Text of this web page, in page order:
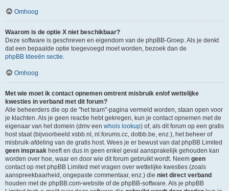
Omhoog
Waarom is de optie X niet beschikbaar?
Deze software is geschreven en eigendom van de phpBB-Groep. Als je denkt
dat een bepaalde optie toegevoegd moet worden, bezoek dan de
phpBB Ideeën sectie.
Omhoog
Met wie moet ik contact opnemen omtrent misbruik en/of wettelijke
kwesties in verband met dit forum?
Alle beheerders die op de "het team"-pagina vermeld worden, staan open voor
je klachten. Als je geen reactie hebt gekregen, kun je contact opnemen met de
eigenaar van het domein (dmv een whois lookup) of, als dit forum op een gratis
host staat (bijvoorbeeld xsbb.nl, nl.forums.cc, dotbb.be, enz.), het beheer of
misbruik-afdeling van de gratis host. Wees je er bewust van dat phpBB Limited
geen inspraak heeft en dus in geen enkel geval aansprakelijk gehouden kan
worden over hoe, waar en door wie dit forum gebruikt wordt. Neem geen
contact op met phpBB Limited met vragen over wettelijke kwesties (zoals
aanspreekbaarheid, ongepaste commentaar, enz.) die niet direct verband
houden met de phpBB.com-website of de phpBB-software. Als je phpBB